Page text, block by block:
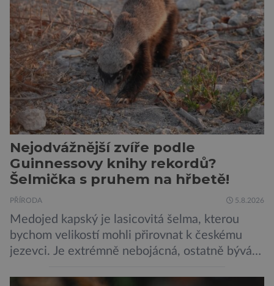
zajímavější. Rostliny totiž dokážou své okolí
vnímat prostřednictvím mechanických podnětů
a samy také vydávají zvuky […]
Nejodvážnější zvíře podle
Guinnessovy knihy rekordů?
Šelmička s pruhem na hřbetě!
PŘÍRODA 5.8.2026
Medojed kapský je lasicovitá šelma, kterou
bychom velikostí mohli přirovnat k českému
jezevci. Je extrémně nebojácná, ostatně bývá
této souvislosti je dokonce zapsána do